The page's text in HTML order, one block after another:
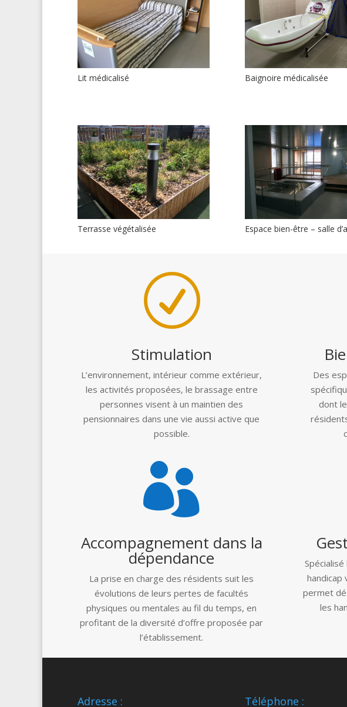
Lit médicalisé Baignoire médicalisée
Terrasse végétalisée Espace bien-être – salle
R
Stimulation
L’environnement, intérieur comme extérieur,
les activités proposées, le brassage entre
personnes visent à un maintien des
pensionnaires dans une vie aussi active que
possible.
Des
dont

Accompagnement dans la
dépendance
La prise en charge des résidents suit les
évolutions de leurs pertes de facultés
physiques ou mentales au fil du temps, en
profitant de la diversité d’offre proposée par
l’établissement.
handicap
permet
les
Adresse : Téléphone :